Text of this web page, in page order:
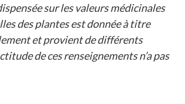
sur les valeurs médicinales
des plantes est donnée à titre
et provient de différents
de ces renseignements n’a pas